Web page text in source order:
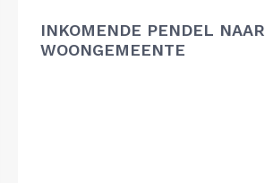
INKOMENDE PENDEL NAAR
WOONGEMEENTE